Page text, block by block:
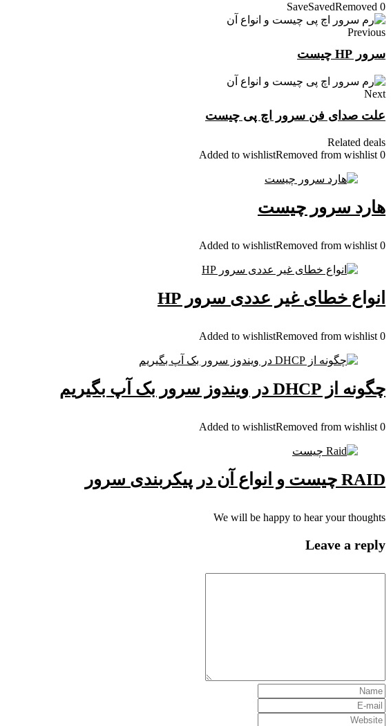
SaveSavedRemoved 0
Previous
سرور HP چیست
Next
علت صدای فن سرور اچ پی چیست
Related deals
Added to wishlistRemoved from wishlist 0
هارد سرور چیست
Added to wishlistRemoved from wishlist 0
انواع خطای غیر عددی سرور HP
Added to wishlistRemoved from wishlist 0
چگونه از DHCP در ویندوز سرور بک آپ بگیریم
Added to wishlistRemoved from wishlist 0
RAID چیست و انواع آن در پیکربندی سرور
We will be happy to hear your thoughts
Leave a reply